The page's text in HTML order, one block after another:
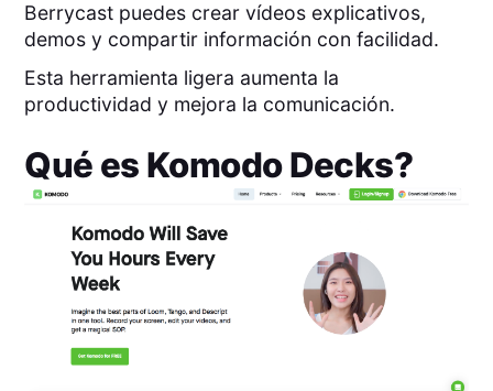
Berrycast puedes crear vídeos explicativos,
demos y compartir información con facilidad.
Esta herramienta ligera aumenta la
productividad y mejora la comunicación.
Qué es Komodo Decks?